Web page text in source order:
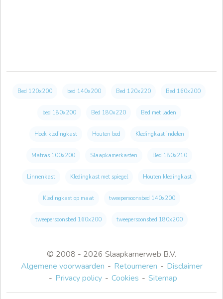
© 2008 - 2026 Slaapkamerweb B.V.
Algemene voorwaarden
Retourneren
Disclaimer
Privacy policy
Cookies Sitemap
Bed 120x200 bed 140x200 Bed 120x220 Bed 160x200
bed 180x200 Bed 180x220 Bed met laden
Hoek kledingkast Houten bed Kledingkast indelen
Matras 100x200 Slaapkamerkasten Bed 180x210
Linnenkast Kledingkast met spiegel Houten kledingkast
Kledingkast op maat tweepersoonsbed 140x200
tweepersoonsbed 160x200 tweepersoonsbed 180x200